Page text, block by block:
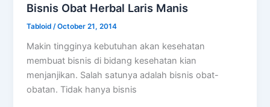
Bisnis Obat Herbal Laris Manis
Tabloid /October 21, 2014
Makin tingginya kebutuhan akan kesehatan
membuat bisnis di bidang kesehatan kian
menjanjikan. Salah satunya adalah bisnis obat-
obatan. Tidak hanya bisnis